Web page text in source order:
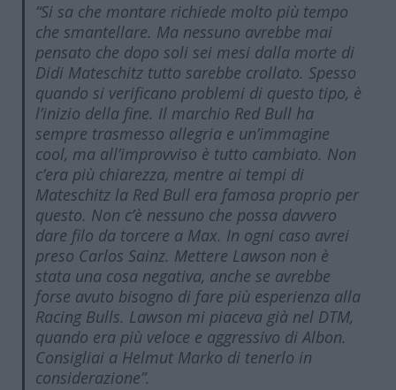
“Si sa che montare richiede molto più tempo
che smantellare. Ma nessuno avrebbe mai
pensato che dopo soli sei mesi dalla morte di
Didi Mateschitz tutto sarebbe crollato. Spesso
quando si verificano problemi di questo tipo, è
l’inizio della fine. Il marchio Red Bull ha
sempre trasmesso allegria e un’immagine
cool, ma all’improvviso è tutto cambiato. Non
c’era più chiarezza, mentre ai tempi di
Mateschitz la Red Bull era famosa proprio per
questo. Non c’è nessuno che possa davvero
dare filo da torcere a Max. In ogni caso avrei
preso Carlos Sainz. Mettere Lawson non è
stata una cosa negativa, anche se avrebbe
forse avuto bisogno di fare più esperienza alla
Racing Bulls. Lawson mi piaceva già nel DTM,
quando era più veloce e aggressivo di Albon.
Consigliai a Helmut Marko di tenerlo in
considerazione”.